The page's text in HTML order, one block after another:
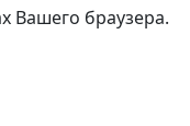
Вашего браузера.